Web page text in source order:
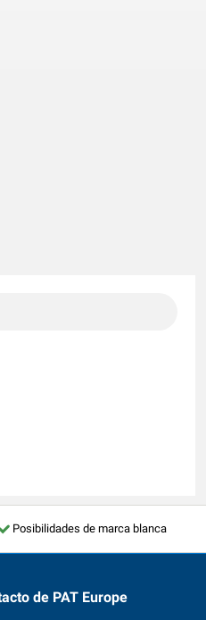
Posibilidades de marca blanca
de PAT Europe